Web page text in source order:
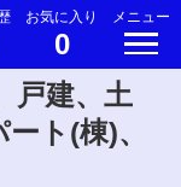
お気に入り
0
メニュー
戸建、土
ト(棟)、